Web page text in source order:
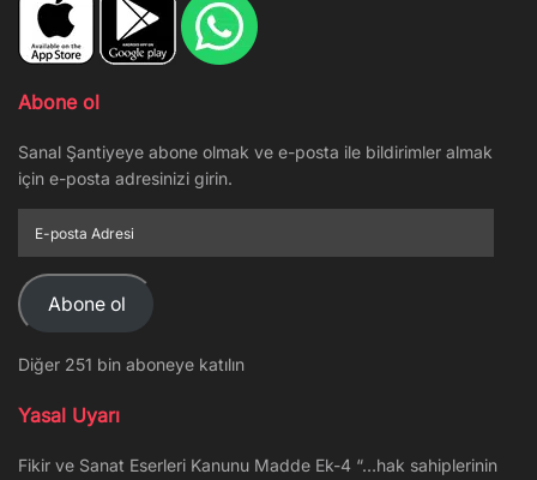
Abone ol
Sanal Şantiyeye abone olmak ve e-posta ile bildirimler almak
için e-posta adresinizi girin.
posta
Adresi
Abone ol
Diğer 251 bin aboneye katılın
Yasal Uyarı
Fikir ve Sanat Eserleri Kanunu Madde Ek-4 “…hak sahiplerinin